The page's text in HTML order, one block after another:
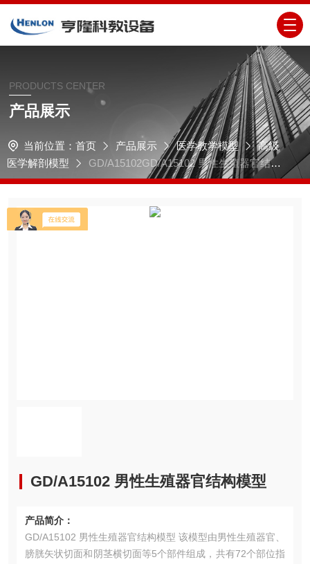
PRODUCTS CENTER
产品展示
当前位置： 首页 产品展示 医学教学模型
高级
医学解剖模型
GD/A15102GD/A15102 男性生殖器官结构
模型
GD/A15102 男性生殖器官结构模型
产品简介：
GD/A15102 男性生殖器官结构模型 该模型由男性生殖器官、
膀胱矢状切面和阴茎横切面等5个部件组成，共有72个部位指